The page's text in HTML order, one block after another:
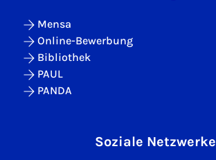
Mensa
Online-Bewerbung
Bibliothek
PAUL
PANDA
Soziale Netzwerke